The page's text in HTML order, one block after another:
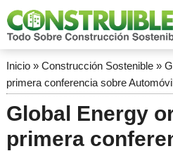
Inicio» Construcción Sostenible»
primera conferencia sobre
Global Energy
primera